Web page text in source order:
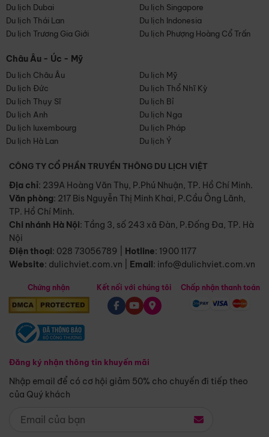
Du lịch Dubai
Du lịch Singapore
Du lịch Thái Lan
Du lịch Indonesia
Du lịch Trương Gia Giới
Du lịch Phượng Hoàng Cổ Trấn
Châu Âu - Úc - Mỹ
Du lịch Châu Âu
Du lịch Mỹ
Du lịch Đức
Du lịch Thổ Nhĩ Kỳ
Du lịch Thụy Sĩ
Du lịch Bỉ
Du lịch Anh
Du lịch Nga
Du lịch luxembourg
Du lịch Pháp
Du lịch Hà Lan
Du lịch Ý
CÔNG TY CỔ PHẦN TRUYỀN THÔNG DU LỊCH VIỆT
Địa chỉ: 239A Hoàng Văn Thụ, P.Phú Nhuận, TP. Hồ Chí Minh.
Văn phòng: 217 Bis Nguyễn Thị Minh Khai, P.Cầu Ông Lãnh,
TP. Hồ Chí Minh.
Chi nhánh Hà Nội: Tầng 3, số 243 xã Đàn, P.Đống Đa, TP. Hà
Nội
Điện thoại: 028 73056789 Hotline: 1900 1177
Website: dulichviet.com.vn Email: info@dulichviet.com.vn
Chứng nhận
Đăng ký nhận thông tin khuyến mãi
Nhập email để có cơ hội giảm 50% cho chuyến đi tiếp theo
của Quý khách
Kết nối với chúng tôi Chấp nhận thanh toán